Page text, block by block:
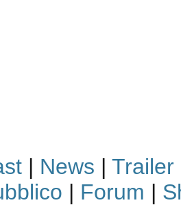
| News | Trailer
| Forum |